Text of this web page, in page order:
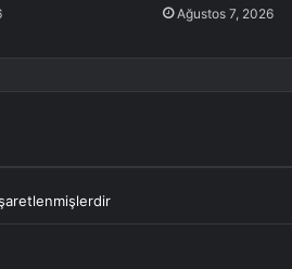
Ağustos 7, 2026